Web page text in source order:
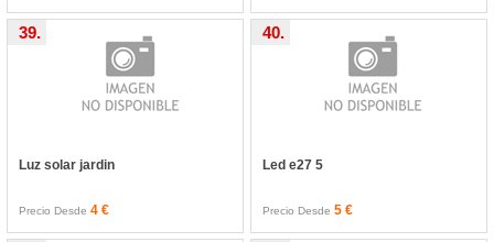
Luz solar jardin
39.
Precio Desde4 €
Led e27 5
40.
Precio Desde 5 €